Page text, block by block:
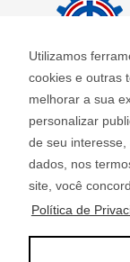
Utilizamos
cookies e outras
melhorar a sua
personalizar
de seu
dados, nos
site, você
Política de
CRECI: J 2420
Âncora Imóveis S/